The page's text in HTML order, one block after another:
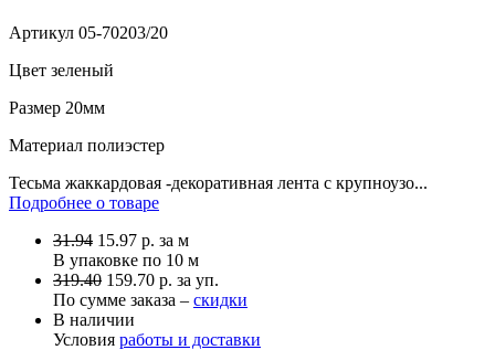
Артикул 05-70203/20
Цвет зеленый
Размер 20мм
Материал полиэстер
Тесьма жаккардовая -декоративная лента с крупноузо...
Подробнее о товаре
31.94 15.97 р. за м
В упаковке по 10 м
319.40 159.70 р. за уп.
По сумме заказа – скидки
В наличии
Условия работы и доставки